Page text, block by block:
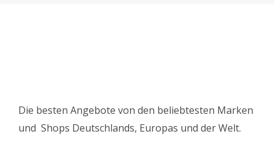
Die besten Angebote von den beliebtesten Marken
und Shops Deutschlands, Europas und der Welt.